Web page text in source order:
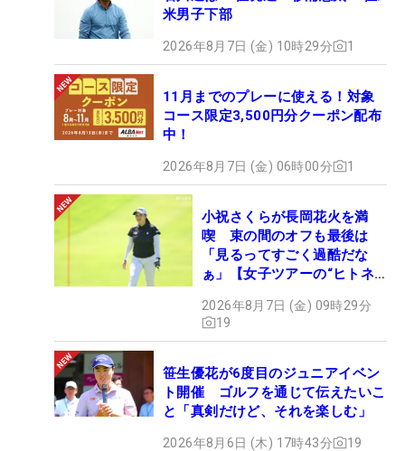
米男子下部
2026年8月7日 (金) 10時29分 1
11月までのプレーに使える！対象
コース限定3,500円分クーポン配布
中！
2026年8月7日 (金) 06時00分 1
小祝さくらが長岡花火を満
喫 束の間のオフも最後は
「見るってすごく過酷だな
ぁ」【女子ツアーの“ヒトネ
2026年8月7日 (金) 09時29分
19
笹生優花が6度目のジュニアイベン
ト開催 ゴルフを通じて伝えたいこ
と「真剣だけど、それを楽しむ」
2026年8月6日 (木) 17時43分 19